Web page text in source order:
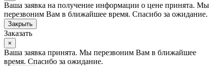
Ваша заявка на получение информации о цене принята. Мы
перезвоним Вам в ближайшее время. Спасибо за ожидание.
Закрыть
Заказать
×
Ваша заявка принята. Мы перезвоним Вам в ближайшее
время. Спасибо за ожидание.